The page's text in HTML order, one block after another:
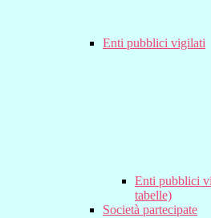
Enti pubblici vigilati
Enti pubblici
tabelle)
Società partecipate